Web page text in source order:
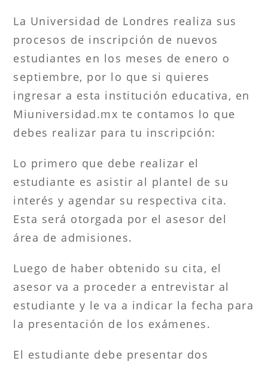
La Universidad de Londres realiza sus
procesos de inscripción de nuevos
estudiantes en los meses de enero o
septiembre, por lo que si quieres
ingresar a esta institución educativa, en
Miuniversidad.mx te contamos lo que
debes realizar para tu inscripción:
Lo primero que debe realizar el
estudiante es asistir al plantel de su
interés y agendar su respectiva cita.
Esta será otorgada por el asesor del
área de admisiones.
Luego de haber obtenido su cita, el
asesor va a proceder a entrevistar al
estudiante y le va a indicar la fecha para
la presentación de los exámenes.
El estudiante debe presentar dos